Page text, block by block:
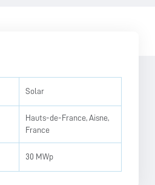
Solar
Hauts-de-France, Aisne,
France
30 MWp